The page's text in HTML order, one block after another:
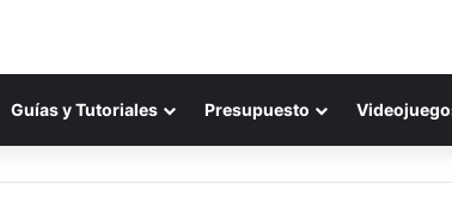
Guías y Tutoriales Presupuesto